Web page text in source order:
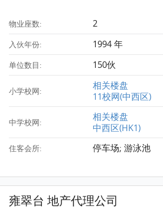
物业座数: 2
入伙年份: 1994 年
单位数目: 150伙
小学校网:
相关楼盘
11校网(中西区)
中学校网:
相关楼盘
中西区(HK1)
住客会所: 停车场; 游泳池
雍翠台 地产代理公司